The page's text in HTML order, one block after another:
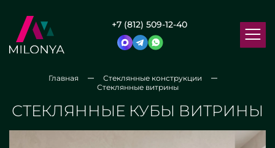
+7 (812) 509-12-40
Главная
Стеклянные конструкции
Стеклянные витрины
СТЕКЛЯННЫЕ КУБЫ ВИТРИНЫ